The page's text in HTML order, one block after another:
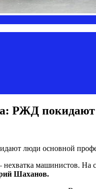
РЖД покидают
машинистов. На
Шаханов.